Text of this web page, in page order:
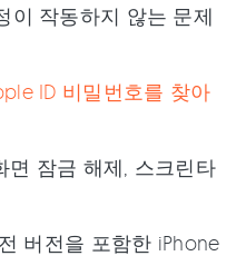
이 작동하지 않는 문제
ID 비밀번호를 찾아
면 잠금 해제, 스크린타
버전을 포함한 iPhone